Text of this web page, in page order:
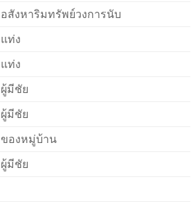
อสังหาริมทรัพย์วงการนับ
แท่ง
แท่ง
ผู้มีชัย
ผู้มีชัย
ของหมู่บ้าน
ผู้มีชัย